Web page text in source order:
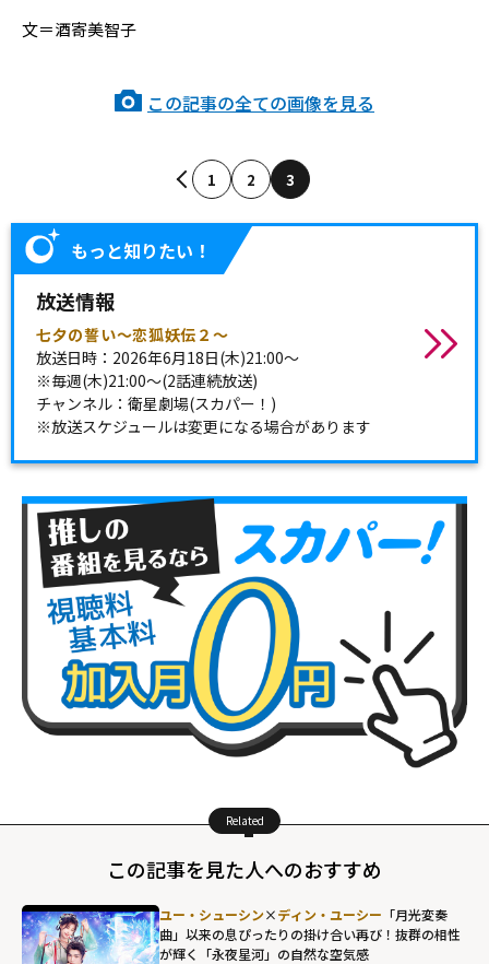
文＝酒寄美智子
この記事の全ての画像を見る
1 2 3
もっと知りたい！
放送情報
七夕の誓い～恋狐妖伝２～
放送日時：2026年6月18日(木)21:00～
※毎週(木)21:00～(2話連続放送)
チャンネル：衛星劇場(スカパー！)
※放送スケジュールは変更になる場合があります
Related
この記事を見た人へのおすすめ
ユー・シューシン×ディン・ユーシー 「月光変奏
曲」以来の息ぴったりの掛け合い再び！抜群の相性
が輝く「永夜星河」の自然な空気感